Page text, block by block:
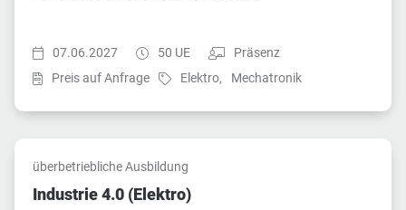
Startzeit:
07.06.2027 Dauer:
50 UE Teilnahmeart:
Präsenz
Preis auf Anfrage
Fach:
Elektro, Fach:
Mechatronik
überbetriebliche Ausbildung
Industrie 4.0 (Elektro)